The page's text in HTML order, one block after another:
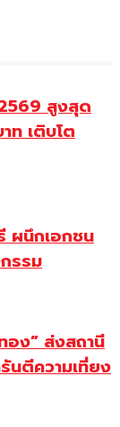
สูงสุด
ท เติบโต
ผนึกเอกชน
รรม
อง” ส่งสถานี
นตีความเที่ยง